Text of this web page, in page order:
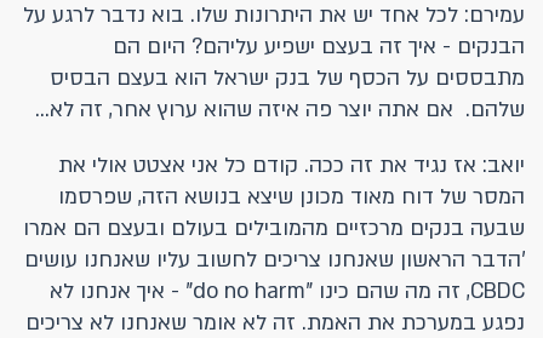
עמירם: לכל אחד יש את היתרונות שלו. בוא נדבר לרגע על
הבנקים - איך זה בעצם ישפיע עליהם? היום הם
מתבססים על הכסף של בנק ישראל הוא בעצם הבסיס
שלהם. אם אתה יוצר פה איזה שהוא ערוץ אחר, זה לא...
יואב: אז נגיד את זה ככה. קודם כל אני אצטט אולי את
המסר של דוח מאוד מכונן שיצא בנושא הזה, שפרסמו
שבעה בנקים מרכזיים מהמובילים בעולם ובעצם הם אמרו
'הדבר הראשון שאנחנו צריכים לחשוב עליו שאנחנו עושים
CBDC, זה מה שהם כינו "do no harm" - איך אנחנו לא
נפגע במערכת את האמת. זה לא אומר שאנחנו לא צריכים